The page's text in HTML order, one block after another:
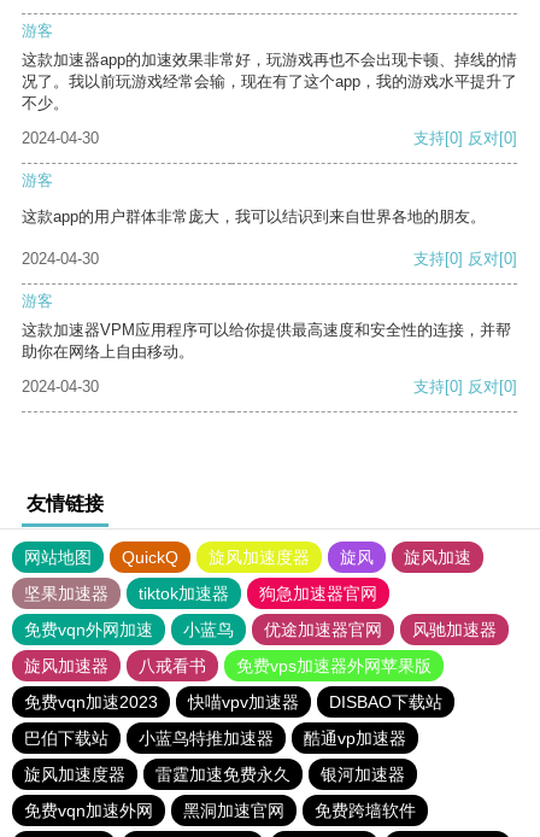
游客
这款加速器app的加速效果非常好，玩游戏再也不会出现卡顿、掉线的情
况了。我以前玩游戏经常会输，现在有了这个app，我的游戏水平提升了
不少。
2024-04-30
支持[0] 反对[0]
游客
这款app的用户群体非常庞大，我可以结识到来自世界各地的朋友。
2024-04-30 支持[0] 反对[0]
游客
这款加速器VPM应用程序可以给你提供最高速度和安全性的连接，并帮
助你在网络上自由移动。
2024-04-30
支持[0] 反对[0]
友情链接
网站地图 QuickQ 旋风加速度器 旋风
旋风加速
坚果加速器
tiktok加速器
狗急加速器官网
免费vqn外网加速
小蓝鸟 优途加速器官网
风驰加速器
旋风加速器
八戒看书
免费vps加速器外网苹果版
免费vqn加速2023
快喵vpv加速器
DISBAO下载站
巴伯下载站
小蓝鸟特推加速器
酷通vp加速器
旋风加速度器
雷霆加速免费永久
银河加速器
免费vqn加速外网
黑洞加速官网 免费跨墙软件